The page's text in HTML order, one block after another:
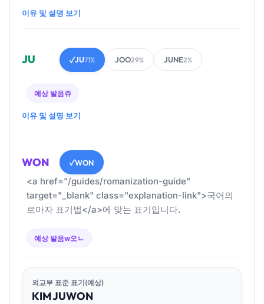
이유 및 설명 보기
JU ✓JU71% JOO29% JUNE2%
예상 발음쥬
이유 및 설명 보기
WON ✓WON
<a href="/guides/romanization-guide"
target="_blank" class="explanation-link">국어의
로마자 표기법</a>에 맞는 표기입니다.
예상 발음w오ㄴ
외교부 표준 표기(예상)
KIMJUWON